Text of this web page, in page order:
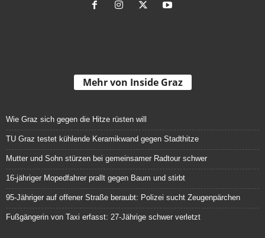
Mehr von Inside Graz
Wie Graz sich gegen die Hitze rüsten will
TU Graz testet kühlende Keramikwand gegen Stadthitze
Mutter und Sohn stürzen bei gemeinsamer Radtour schwer
16-jähriger Mopedfahrer prallt gegen Baum und stirbt
95-Jähriger auf offener Straße beraubt: Polizei sucht Zeugenpärchen
Fußgängerin von Taxi erfasst: 27-Jährige schwer verletzt